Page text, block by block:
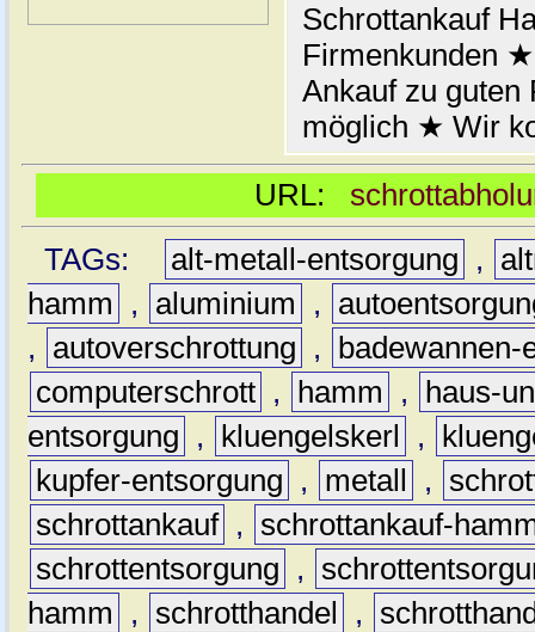
Schrottankauf
Firmenkunden
Ankauf zu
möglich ★ Wir
URL:
TAGs:
alt-metall-entsorgung ,
hamm
, aluminium ,
,
autoverschrottung ,
badewannen-
computerschrott , hamm ,
haus-
entsorgung
, kluengelskerl ,
kupfer-entsorgung
, metall ,
schrottankauf ,
schrottankauf-
schrottentsorgung
,
hamm
, schrotthandel ,